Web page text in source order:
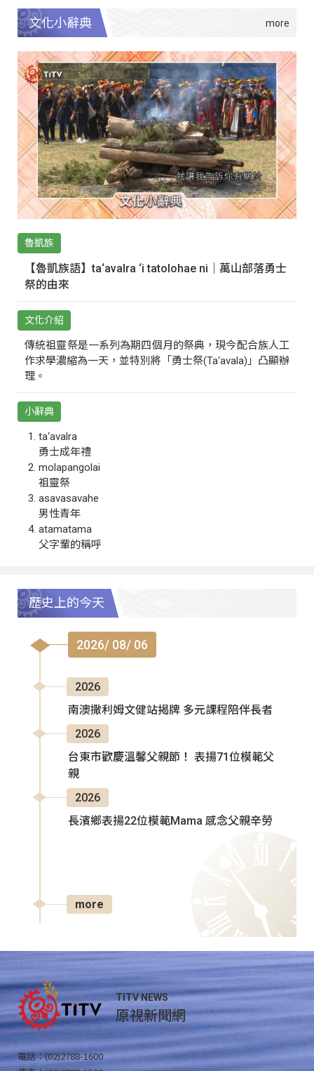
文化小辭典
魯凱族
【魯凱族語】ta‘avalra ‘i tatolohae ni｜萬山部落勇士
祭的由來
文化介紹
傳統祖靈祭是一系列為期四個月的祭典，現今配合族人工
作求學濃縮為一天，並特別將「勇士祭(Ta‘avala)」凸顯辦
理。
小辭典
ta‘avalra
勇士成年禮
molapangolai
祖靈祭
asavasavahe
男性青年
atamatama
父字輩的稱呼
歷史上的今天
2026/ 08/ 06
2026
南澳撒利姆文健站揭牌 多元課程陪伴長者
2026
台東市歡慶溫馨父親節！ 表揚71位模範父
親
2026
長濱鄉表揚22位模範Mama 感念父親辛勞
more
TITV NEWS
原視新聞網
電話：(02)2788-1600